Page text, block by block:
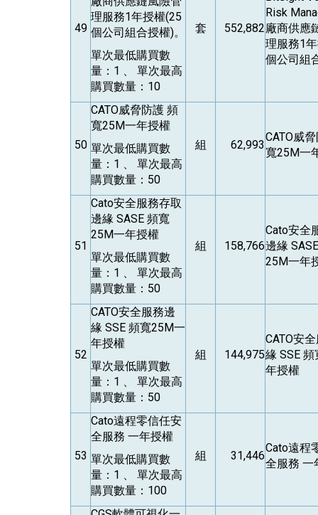
49
理服務1年授權(25
個公司組合授權)。
單次最低購買數
量：1 、 單次最高
購買數量：10
套 552,882
Risk
廠商供應
理服務1
個公司組
50
CATO威脅防護 頻
寬25M一年授權
單次最低購買數
量：1 、 單次最高
購買數量：50
組 62,993
CATO威
寬25M一
51
Cato安全服務存取
邊緣 SASE 頻寬
25M一年授權
單次最低購買數
量：1 、 單次最高
購買數量：50
組 158,766
Cato安全
邊緣
25M一年
52
CATO安全服務邊
緣 SSE 頻寬25M一
年授權
單次最低購買數
量：1 、 單次最高
購買數量：50
組 144,975
CATO安
緣 SSE
年授權
53
Cato遠程零信任安
全服務 一年授權
單次最低購買數
量：1 、 單次最高
購買數量：100
組 31,446
Cato遠程
全服務 一